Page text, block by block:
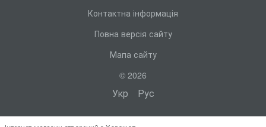
Контактна інформація
Повна версія сайту
Мапа сайту
© 2026
Укр Рус